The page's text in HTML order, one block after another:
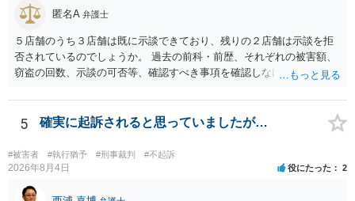
匿名A 弁護士
５店舗のうち３店舗は既に示談できており、残りの２店舗は示談を拒
否されているのでしょうか。 過去の前科・前歴、それぞれの被害額、
窃盗の回数、示談の可否等、確認すべき事項を確認しなければ刑罰の
いいと思います。
5 確実に起訴されると思っていましたが…
#被害者 #執行猶予 #刑事裁判 #不起訴
2026年8月4日 役にたった 2